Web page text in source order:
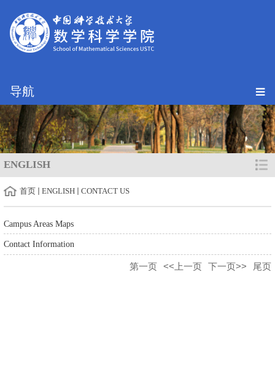
导航
ENGLISH
首页 ENGLISH CONTACT US
Campus Areas Maps
Contact Information
第一页 <<上一页 下一页>> 尾页